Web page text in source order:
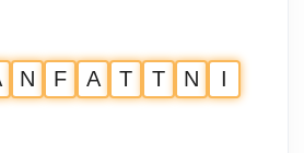
N F A T T N
I